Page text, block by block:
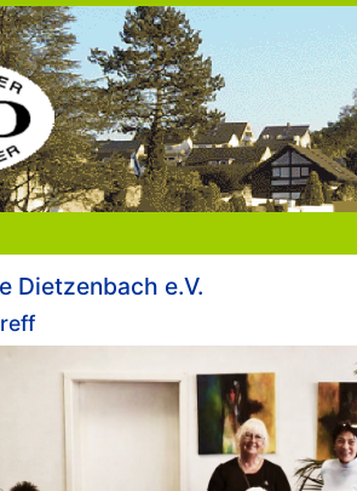
Dietzenbach e.V.